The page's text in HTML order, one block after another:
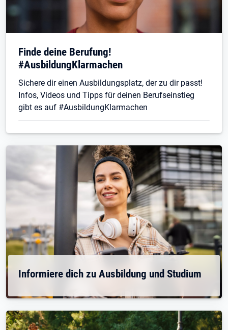
Finde deine Berufung!
#AusbildungKlarmachen
Sichere dir einen Ausbildungsplatz, der zu dir passt!
Infos, Videos und Tipps für deinen Berufseinstieg
gibt es auf #AusbildungKlarmachen
Informiere dich zu Ausbildung und Studium